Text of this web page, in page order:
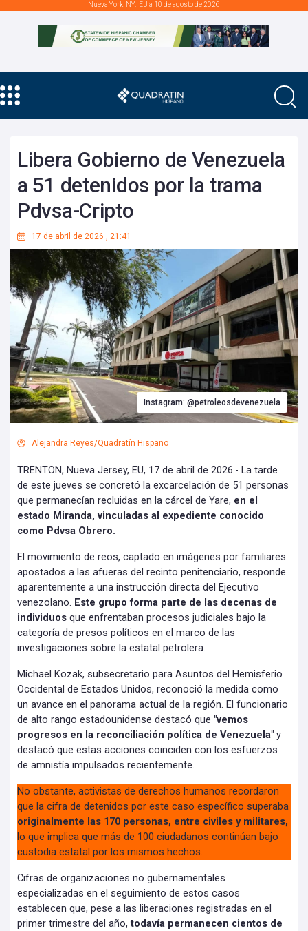
Nueva York, NY., EU a 10 de agosto de 2026
Libera Gobierno de Venezuela
a 51 detenidos por la trama
Pdvsa-Cripto
17 de abril de 2026 , 21:41
Instagram: @petroleosdevenezuela
Alejandra Reyes/Quadratín Hispano
TRENTON, Nueva Jersey, EU, 17 de abril de 2026.- La tarde
de este jueves se concretó la excarcelación de 51 personas
que permanecían recluidas en la cárcel de Yare, en el
estado Miranda, vinculadas al expediente conocido
como Pdvsa Obrero.
El movimiento de reos, captado en imágenes por familiares
apostados a las afueras del recinto penitenciario, responde
aparentemente a una instrucción directa del Ejecutivo
venezolano. Este grupo forma parte de las decenas de
individuos que enfrentaban procesos judiciales bajo la
categoría de presos políticos en el marco de las
investigaciones sobre la estatal petrolera.
Michael Kozak, subsecretario para Asuntos del Hemisferio
Occidental de Estados Unidos, reconoció la medida como
un avance en el panorama actual de la región. El funcionario
de alto rango estadounidense destacó que "vemos
progresos en la reconciliación política de Venezuela" y
destacó que estas acciones coinciden con los esfuerzos
de amnistía impulsados recientemente.
No obstante, activistas de derechos humanos recordaron
que la cifra de detenidos por este caso específico superaba
originalmente las 170 personas, entre civiles y militares,
lo que implica que más de 100 ciudadanos continúan bajo
custodia estatal por los mismos hechos.
Cifras de organizaciones no gubernamentales
especializadas en el seguimiento de estos casos
establecen que, pese a las liberaciones registradas en el
primer trimestre del año,todavía permanecen cientos de